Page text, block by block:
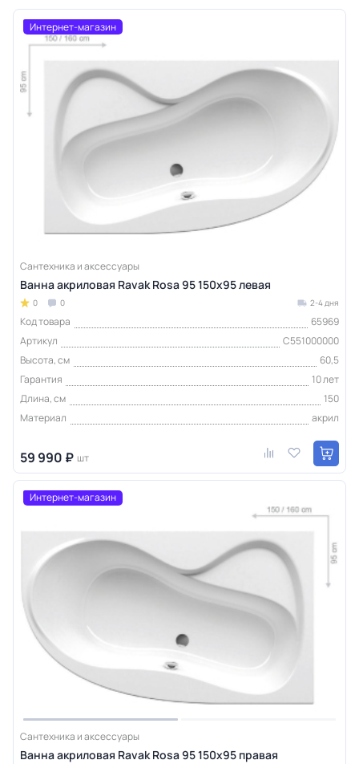
Интернет-магазин
Сантехника и аксессуары
Ванна акриловая Ravak Rosa 95 150x95 левая
0 0 2-4 дня
Код товара
65969
Артикул
C551000000
Высота, см
60,5
Гарантия
10 лет
Длина, см
150
Материал
акрил
59 990 ₽ шт
Интернет-магазин
Сантехника и аксессуары
Ванна акриловая Ravak Rosa 95 150x95 правая